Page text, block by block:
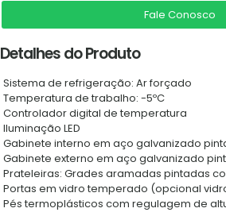
Fale Conosco
Detalhes do Produto
Sistema de refrigeração: Ar forçado
Temperatura de trabalho: -5ºC
Controlador digital de temperatura
Iluminação LED
Gabinete interno em aço galvanizado
Gabinete externo em aço galvanizado
Prateleiras: Grades aramadas pintadas
Portas em vidro temperado (opcional
Pés termoplásticos com regulagem de